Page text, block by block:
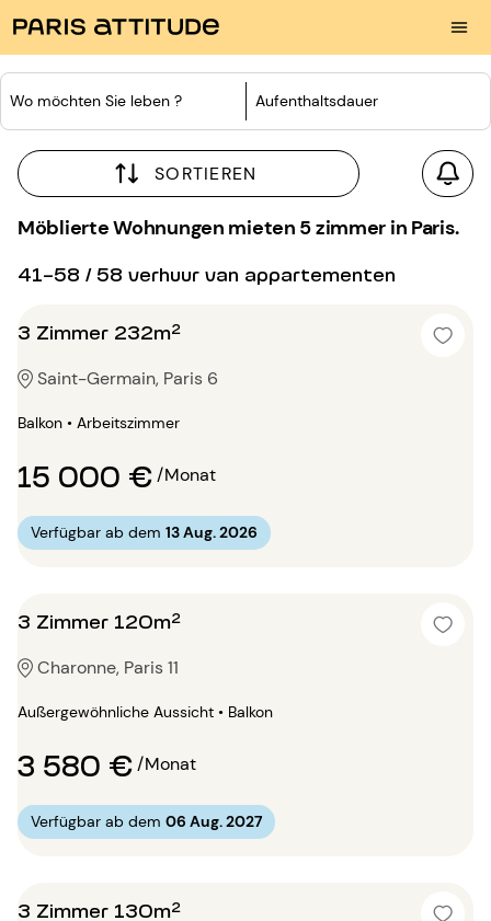
Wo möchten Sie leben ? Aufenthaltsdauer
SORTIEREN
Möblierte Wohnungen mieten 5 zimmer in Paris.
41-58 / 58 verhuur van appartementen
3 Zimmer 232m²
Saint-Germain, Paris 6
Balkon • Arbeitszimmer
15 000 €/Monat
Verfügbar ab dem 13 Aug. 2026
3 Zimmer 120m²
Charonne, Paris 11
Außergewöhnliche Aussicht • Balkon
3 580 €/Monat
Verfügbar ab dem 06 Aug. 2027
3 Zimmer 130m²